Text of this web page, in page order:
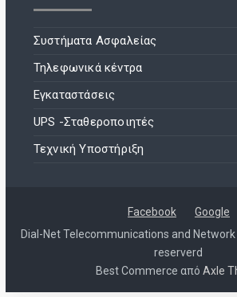
Συστήματα Ασφαλείας
Τηλεφωνικά κέντρα
Εγκαταστάσεις
UPS -Σταθεροποιητές
Τεχνική Υποστήριξη
Facebook
Google
Dial-Net Telecommunications and
reserverd
Best Commerce από Axle